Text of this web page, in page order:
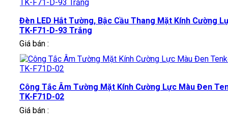
Đèn LED Hắt Tường, Bậc Cầu Thang Mặt Kính Cường
TK-F71-D-93 Trắng
Giá bán :
Công Tắc Âm Tường Mặt Kính Cường Lực Màu Đen
TK-F71D-02
Giá bán :